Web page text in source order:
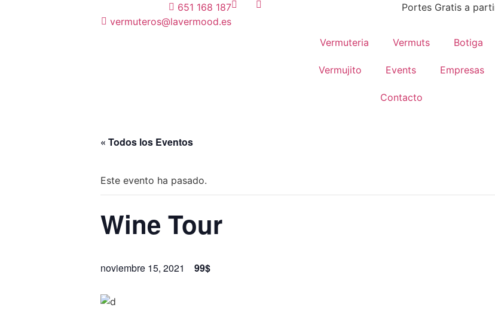
651 168 187
vermuteros@lavermood.es
Portes Gratis a
Vermuteria Vermuts Botiga
Vermujito Events Empresas
Contacto
« Todos los Eventos
Este evento ha pasado.
Wine Tour
noviembre 15, 2021 99$